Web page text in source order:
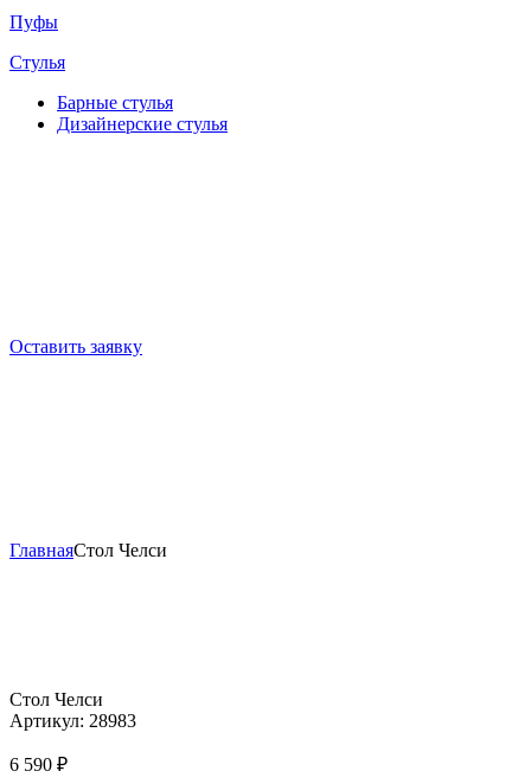
Пуфы
Стулья
Барные cтулья
Дизайнерские cтулья
Оставить заявку
ГлавнаяСтол Челси
Стол Челси
Артикул: 28983
6 590 ₽